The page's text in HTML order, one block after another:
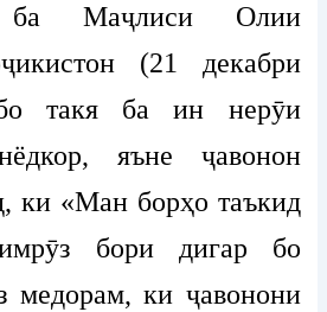
ба Маҷлиси Олии
(21 декабри
такя ба ин нерӯи
яъне ҷавонон
ки «Ман борҳо таъкид
бори дигар бо
медорам, ки ҷавонони